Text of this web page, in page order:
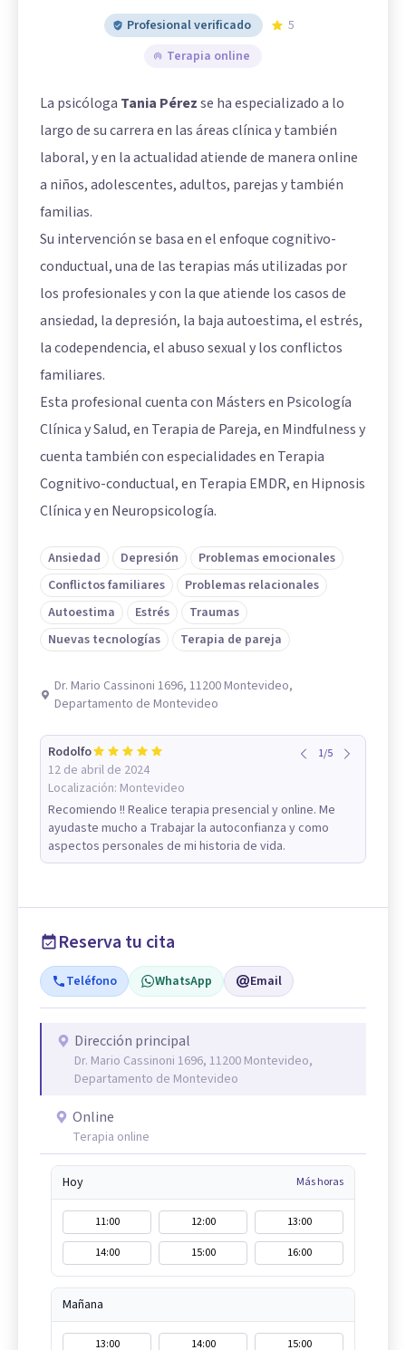
Profesional verificado
5
Terapia online
La psicóloga Tania Pérezse ha especializado a lo
largo de su carrera en las áreas clínica y también
laboral, y en la actualidad atiende de manera online
a niños, adolescentes, adultos, parejas y también
familias.
Su intervención se basa en el enfoque cognitivo-
conductual, una de las terapias más utilizadas por
los profesionales y con la que atiende los casos de
ansiedad, la depresión, la baja autoestima, el estrés,
la codependencia, el abuso sexual y los conflictos
familiares.
Esta profesional cuenta con Másters en Psicología
Clínica y Salud, en Terapia de Pareja, en Mindfulness y
cuenta también con especialidades en Terapia
Cognitivo-conductual, en Terapia EMDR, en Hipnosis
Clínica y en Neuropsicología.
Ansiedad Depresión
Problemas emocionales
Conflictos familiares
Problemas relacionales
Autoestima
Estrés
Traumas
Nuevas tecnologías
Terapia de pareja
Dr. Mario Cassinoni 1696, 11200 Montevideo,
Departamento de Montevideo
Rodolfo
12 de abril de 2024
Localización: Montevideo
1/5
Recomiendo !! Realice terapia presencial y online. Me
ayudaste mucho a Trabajar la autoconfianza y como
aspectos personales de mi historia de vida.
Reserva tu cita
Teléfono WhatsApp Email
Dirección principal
Dr. Mario Cassinoni 1696, 11200 Montevideo,
Departamento de Montevideo
Online
Terapia online
Hoy Más horas
11:00 12:00
13:00
14:00
15:00 16:00
Mañana
13:00 14:00 15:00